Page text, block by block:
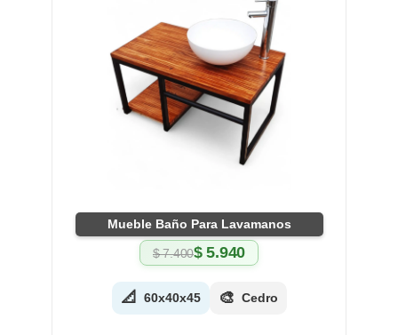
Mueble Baño Para Lavamanos
$7.400 El
original
era:
$5.940
El
actual
es:
📐 60x40x45 🎨 Cedro